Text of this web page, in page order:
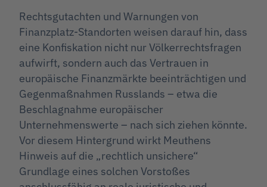
Rechtsgutachten und Warnungen von
Finanzplatz-Standorten weisen darauf hin, dass
eine Konfiskation nicht nur Völkerrechtsfragen
aufwirft, sondern auch das Vertrauen in
europäische Finanzmärkte beeinträchtigen und
Gegenmaßnahmen Russlands – etwa die
Beschlagnahme europäischer
Unternehmenswerte – nach sich ziehen könnte.
Vor diesem Hintergrund wirkt Meuthens
Hinweis auf die „rechtlich unsichere“
Grundlage eines solchen Vorstoßes